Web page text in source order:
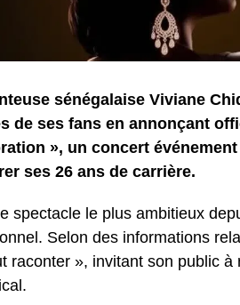
sénégalaise Viviane
de ses fans en annonçant
», un concert
ses 26 ans de carrière.
spectacle le plus ambitieux
Selon des informations
raconter », invitant son public